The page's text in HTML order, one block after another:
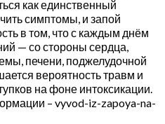
как единственный
симптомы, и запой
в том, что с каждым днём
— со стороны сердца,
печени, поджелудочной
вероятность травм и
на фоне интоксикации.
– vyvod-iz-zapoya-na-